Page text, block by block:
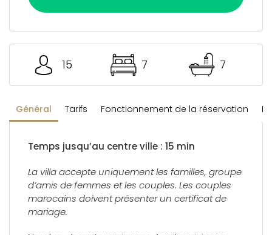
15 7 7
Général Tarifs Fonctionnement de la réservation
Temps jusqu’au centre ville : 15 min
La villa accepte uniquement les familles, groupe
d’amis de femmes et les couples. Les couples
marocains doivent présenter un certificat de
mariage.